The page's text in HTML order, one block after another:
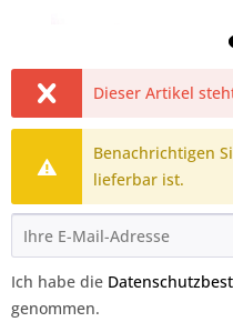
Dieser Artikel
Benachrichtigen
lieferbar ist.
Ich habe die
genommen.